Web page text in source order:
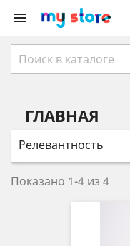

ГЛАВНАЯ
Релевантность
Показано 1-4 из 4